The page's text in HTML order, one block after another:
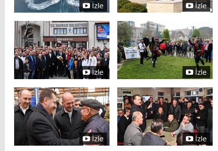
İzle İzle
İzle İzle
İzle İzle